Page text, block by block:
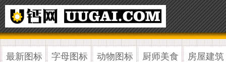
最新图标 字母图标 动物图标 厨师美食 房屋建筑